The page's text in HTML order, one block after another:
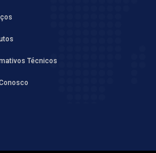
Técnicos